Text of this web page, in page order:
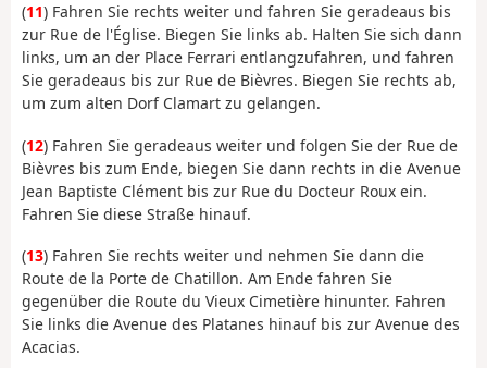
(11) Fahren Sie rechts weiter und fahren Sie geradeaus bis
zur Rue de l'Église. Biegen Sie links ab. Halten Sie sich dann
links, um an der Place Ferrari entlangzufahren, und fahren
Sie geradeaus bis zur Rue de Bièvres. Biegen Sie rechts ab,
um zum alten Dorf Clamart zu gelangen.
(12) Fahren Sie geradeaus weiter und folgen Sie der Rue de
Bièvres bis zum Ende, biegen Sie dann rechts in die Avenue
Jean Baptiste Clément bis zur Rue du Docteur Roux ein.
Fahren Sie diese Straße hinauf.
(13) Fahren Sie rechts weiter und nehmen Sie dann die
Route de la Porte de Chatillon. Am Ende fahren Sie
gegenüber die Route du Vieux Cimetière hinunter. Fahren
Sie links die Avenue des Platanes hinauf bis zur Avenue des
Acacias.